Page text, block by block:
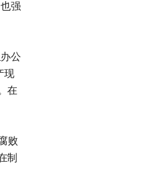
强
公
现
在
败
制